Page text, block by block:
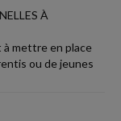
À
à mettre en place
ou de jeunes